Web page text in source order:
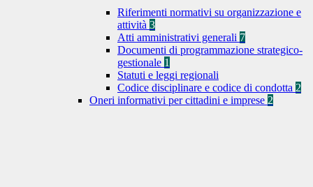
Riferimenti normativi su organizzazione e
attività 3
Atti amministrativi generali 7
Documenti di programmazione strategico-
gestionale 1
Statuti e leggi regionali
Codice disciplinare e codice di condotta 2
Oneri informativi per cittadini e imprese 2